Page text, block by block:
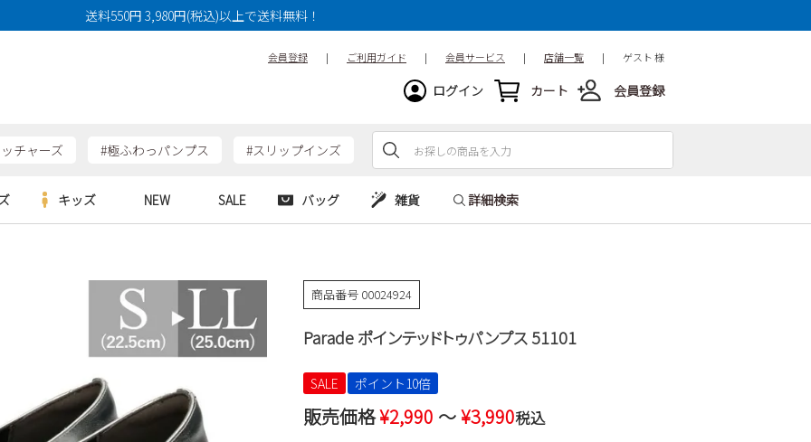
送料550円 3,980円(税込)以上で送料無料！
会員登録 | ご利用ガイド | 会員サービス | 店舗一覧 | ゲスト 様
ログイン カート 会員登録
チャーズ #極ふわっパンプス #スリップインズ
SKECHERS
moz
new balance
puma
カジュアルシューズ
SKECHERS
GAP
EDWIN
new balance
キッズ NEW SALE バッグ 雑貨 詳細検索
商品番号 00024924
Parade ポインテッドトゥパンプス 51101
SALE ポイント10倍
販売価格¥2,990 〜¥3,990税込